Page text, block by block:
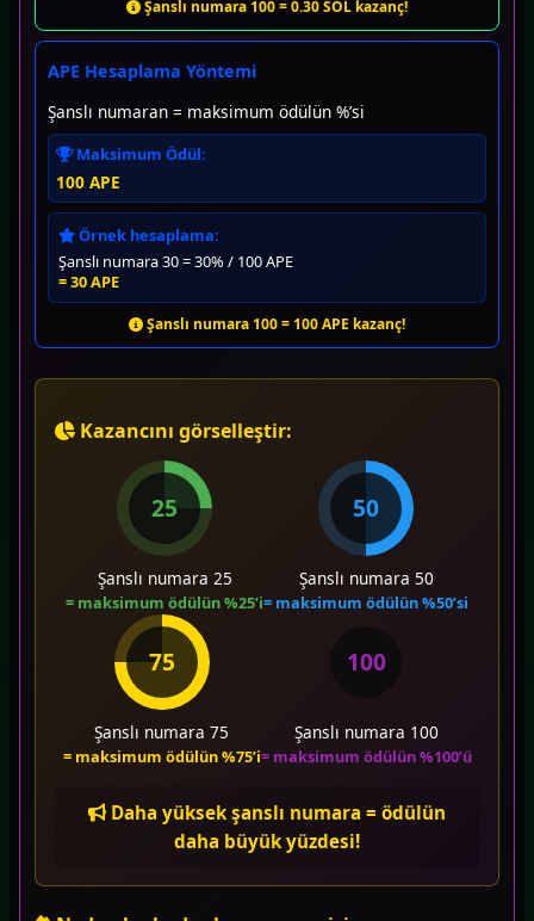
Şanslı numara 100 = 0.30 SOL kazanç!
APE Hesaplama Yöntemi
Şanslı numaran = maksimum ödülün %’si
Maksimum Ödül:
100 APE
Örnek hesaplama:
Şanslı numara 30 = 30% / 100 APE
= 30 APE
Şanslı numara 100 = 100 APE kazanç!
Kazancını görselleştir:
25
Şanslı numara 25
= maksimum ödülün %25’i
50
Şanslı numara 50
= maksimum ödülün %50’si
75
Şanslı numara 75
= maksimum ödülün %75’i
100
Şanslı numara 100
= maksimum ödülün %100’ü
Daha yüksek şanslı numara = ödülün
daha büyük yüzdesi!